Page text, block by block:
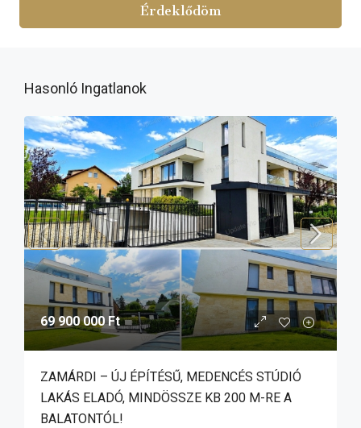
Érdeklődöm
Hasonló Ingatlanok
69 900 000 Ft
ZAMÁRDI – ÚJ ÉPÍTÉSŰ, MEDENCÉS STÚDIÓ
LAKÁS ELADÓ, MINDÖSSZE KB 200 M-RE A
BALATONTÓL!